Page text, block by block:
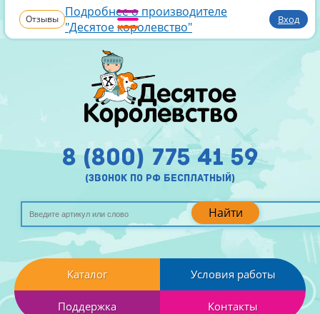
Отзывы Подробнее о производителе
"Десятое королевство"
Вход
Найти
8 (800) 775 41 59
(звонок по рф бесплатный)
Каталог Условия работы
Поддержка Контакты